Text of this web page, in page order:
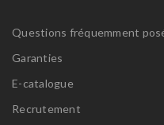
Questions fréquemment
Garanties
E-catalogue
Recrutement